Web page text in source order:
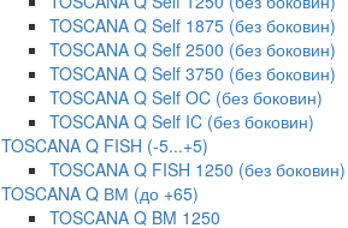
TOSCANA Q Self 1875 (без боковин)
TOSCANA Q Self 2500 (без боковин)
TOSCANA Q Self 3750 (без боковин)
TOSCANA Q Self OC (без боковин)
TOSCANA Q Self IC (без боковин)
TOSCANA Q FISH (-5...+5)
TOSCANA Q FISH 1250 (без боковин)
TOSCANA Q ВМ (до +65)
TOSCANA Q BM 1250